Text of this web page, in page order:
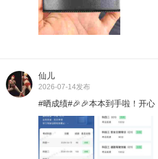
仙儿
2026-07-14发布
#晒成绩#🎉🎉本本到手啦！开心